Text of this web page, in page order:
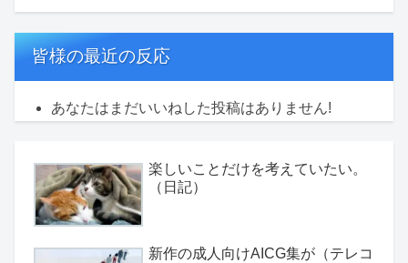
皆様の最近の反応
あなたはまだいいねした投稿はありません!
楽しいことだけを考えていたい。
（日記）
新作の成人向けAICG集が（テレコ